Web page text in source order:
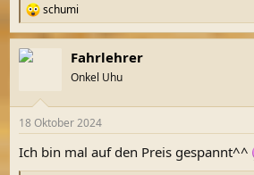
R
e
a
k
e
:
schumi
Fahrlehrer
Onkel Uhu
18 Oktober 2024
Ich bin mal auf den Preis gespannt^^